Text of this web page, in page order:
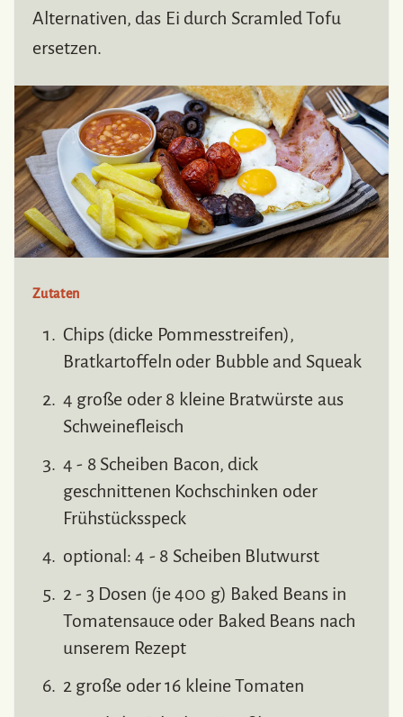
Alternativen, das Ei durch Scramled Tofu
ersetzen.
Zutaten
Chips (dicke Pommesstreifen),
Bratkartoffeln oder Bubble and Squeak
4 große oder 8 kleine Bratwürste aus
Schweinefleisch
4 - 8 Scheiben Bacon, dick
geschnittenen Kochschinken oder
Frühstücksspeck
optional: 4 - 8 Scheiben Blutwurst
2 - 3 Dosen (je 400 g) Baked Beans in
Tomatensauce oder Baked Beans nach
unserem Rezept
2 große oder 16 kleine Tomaten